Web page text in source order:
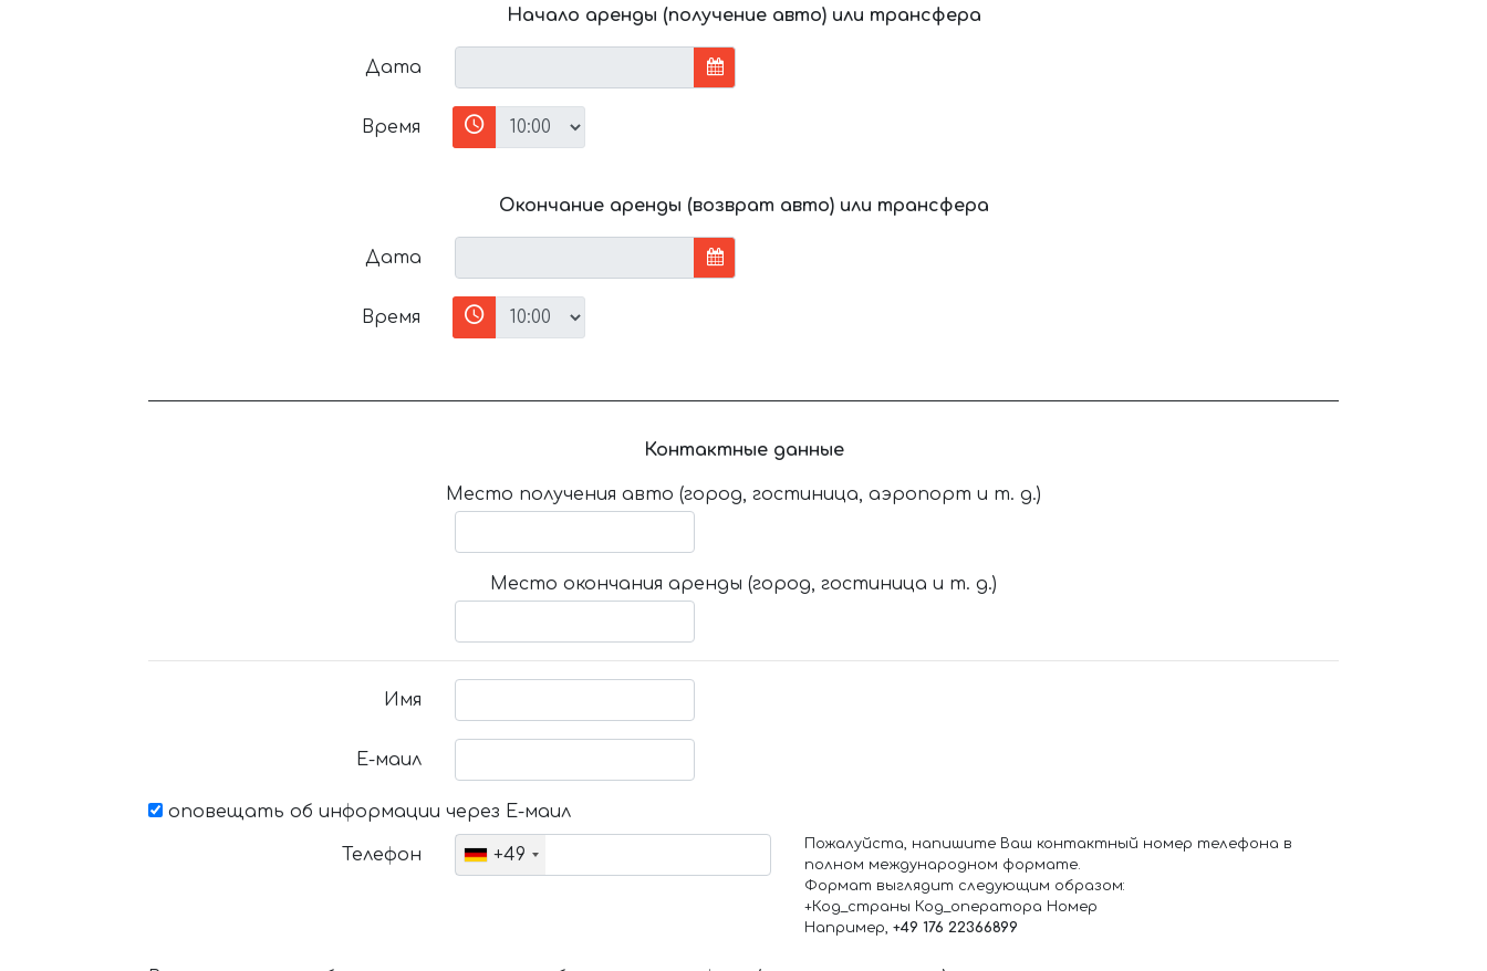
Начало аренды (получение авто) или трансфера
Дата
Время
Окончание аренды (возврат авто) или трансфера
Дата
Время
Контактные данные
Место получения авто (город, гостиница, аэропорт и т. д.)
Место окончания аренды (город, гостиница и т. д.)
Имя
Е-маил
оповещать об информации через Е-маил
Телефон +49
Пожалуйста, напишите Ваш контактный номер телефона в
полном международном формате.
Формат выглядит следующим образом:
+Код_страны Код_оператора Номер
Например, +49 176 22366899